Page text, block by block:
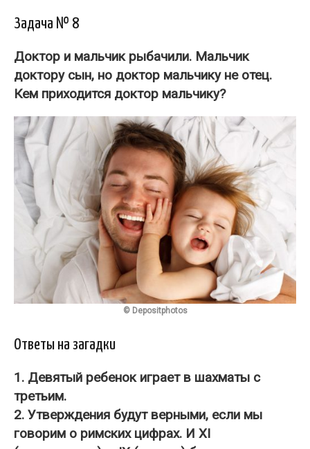
Задача № 8
Доктор и мальчик рыбачили. Мальчик
доктору сын, но доктор мальчику не отец.
Кем приходится доктор мальчику?
© Depositphotos
Ответы на загадки
1. Девятый ребенок играет в шахматы с
третьим.
2. Утверждения будут верными, если мы
говорим о римских цифрах. И XI